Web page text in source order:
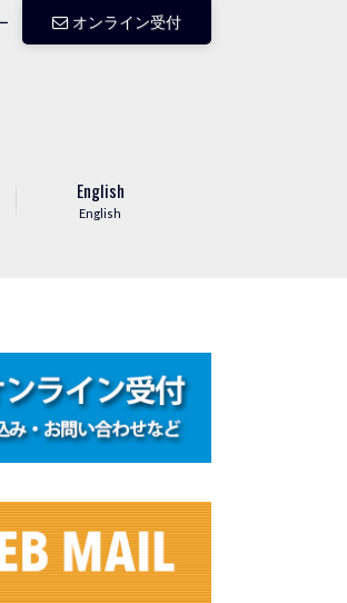
オンライン受付
English
English